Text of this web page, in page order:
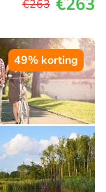
€263
49% korting